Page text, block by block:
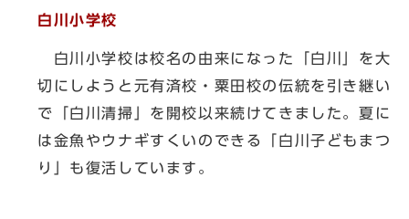
白川小学校
白川小学校は校名の由来になった「白川」を大
切にしようと元有済校・粟田校の伝統を引き継い
で「白川清掃」を開校以来続けてきました。夏に
は金魚やウナギすくいのできる「白川子どもまつ
り」も復活しています。